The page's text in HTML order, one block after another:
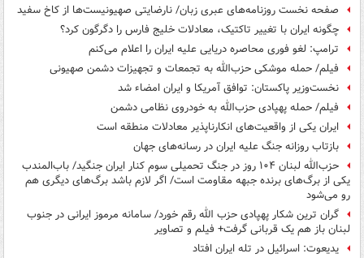
صفحه نخست روزنامه‌های عبری زبان/ نارضایتی صهیونیست‌ها از کاخ سفید
چگونه ایران با تغییر تاکتیک، معادلات خلیج فارس را دگرگون کرد؟
ترامپ: لغو فوری محاصره دریایی علیه ایران را اعلام می‌کنم
فیلم/ حمله موشکی حزب‌الله به تجمعات و تجهیزات دشمن صهیونی
نخست‌وزیر پاکستان: توافق آمریکا و ایران امضاء شد
فیلم/ حمله پهپادی حزب‌الله به خودروی نظامی دشمن
ایران یکی از واقعیت‌های انکارناپذیر معادلات منطقه است
بازتاب روزانه جنگ علیه ایران در رسانه‌های جهان
حزب‌الله لبنان ۱۰۴ روز در جنگ تحمیلی سوم کنار ایران جنگید/ باب‌المندب
یکی از برگ‌های برنده جبهه مقاومت است/ اگر لازم باشد برگ‌های دیگری هم
رو می‌شود
گران ترین شکار پهپادی حزب الله رقم خورد/ سامانه مرموز ایرانی در جنوب
لبنان باز هم یک قربانی گرفت+ فیلم و تصاویر
یدیعوت: اسرائیل در تله ایران افتاد